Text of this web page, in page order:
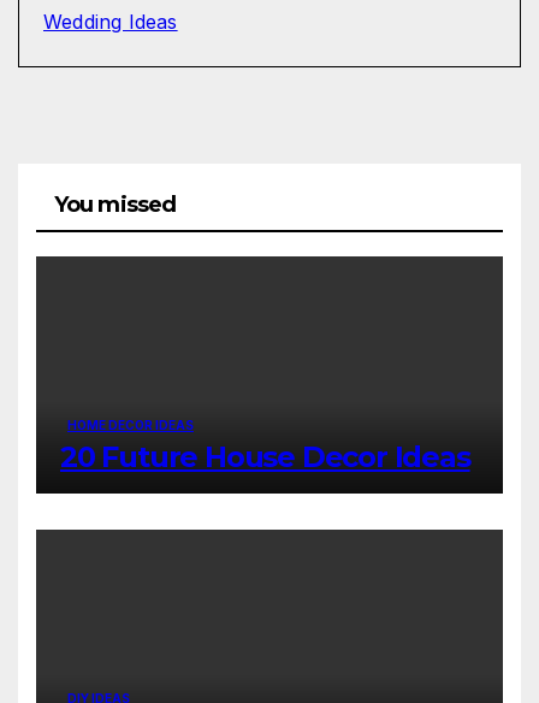
Wedding Ideas
You missed
HOME DECOR IDEAS
20 Future House Decor Ideas
DIY IDEAS